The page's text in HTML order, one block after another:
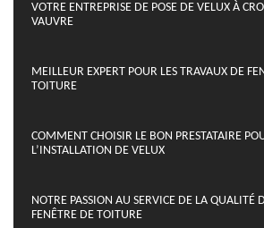
VOTRE ENTREPRISE DE POSE DE VELUX À
VAUVRE
MEILLEUR EXPERT POUR LES TRAVAUX DE
TOITURE
COMMENT CHOISIR LE BON PRESTATAIRE
L’INSTALLATION DE VELUX
NOTRE PASSION AU SERVICE DE LA QUALITÉ
FENÊTRE DE TOITURE